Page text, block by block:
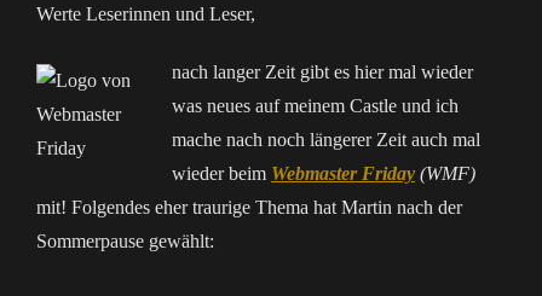
Werte Leserinnen und Leser,
nach langer Zeit gibt es hier mal wieder
was neues auf meinem Castle und ich
mache nach noch längerer Zeit auch mal
wieder beim Webmaster Friday (WMF)
mit! Folgendes eher traurige Thema hat Martin nach der
Sommerpause gewählt: